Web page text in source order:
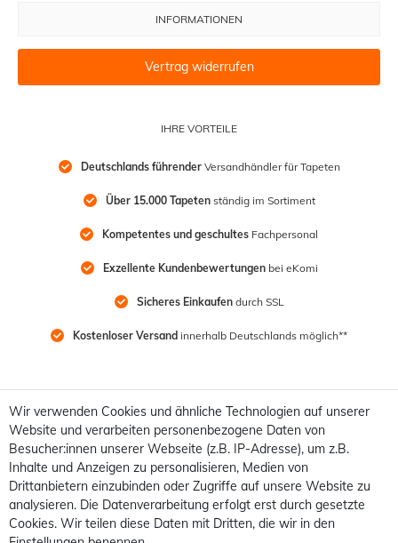
IHRE VORTEILE
Deutschlands führender Versandhändler für Tapeten
Über 15.000 Tapeten ständig im Sortiment
Kompetentes und geschultes Fachpersonal
Exzellente Kundenbewertungen bei eKomi
Sicheres Einkaufen durch SSL
Kostenloser Versand innerhalb Deutschlands möglich**
INFORMATIONEN
Vertrag widerrufen
Wir verwenden Cookies und ähnliche Technologien auf unserer
Website und verarbeiten personenbezogene Daten von
Besucher:innen unserer Webseite (z.B. IP-Adresse), um z.B.
Inhalte und Anzeigen zu personalisieren, Medien von
Drittanbietern einzubinden oder Zugriffe auf unsere Website zu
analysieren. Die Datenverarbeitung erfolgt erst durch gesetzte
Cookies. Wir teilen diese Daten mit Dritten, die wir in den